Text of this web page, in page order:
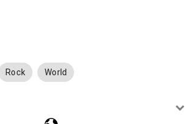
Rock World